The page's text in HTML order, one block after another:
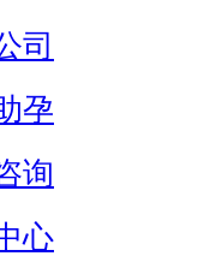
司
孕
询
心